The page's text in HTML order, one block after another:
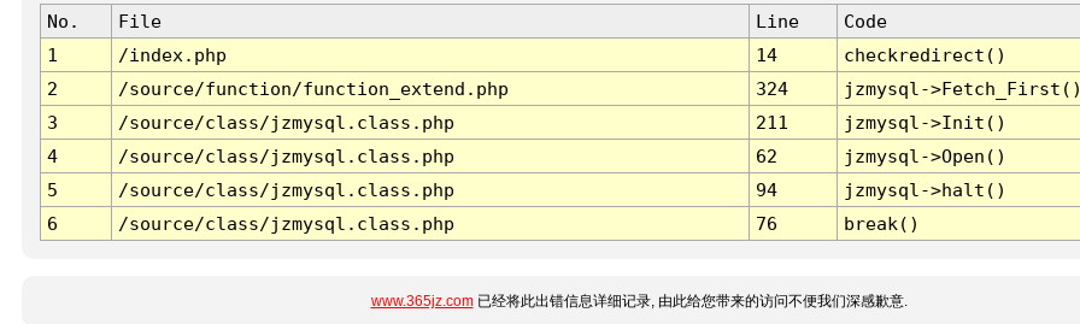
No. File Line
Code
1
/index.php 14
checkredirect()
2
/source/function/function_extend.php 324
jzmysql-
3
/source/class/jzmysql.class.php 211
jzmysql->Init()
4
/source/class/jzmysql.class.php 62
jzmysql->Open()
5
/source/class/jzmysql.class.php 94
jzmysql->halt()
6
/source/class/jzmysql.class.php 76 break()
www.365jz.com已经将此出错信息详细记录, 由此给您带来的访问不便我们深感歉意.